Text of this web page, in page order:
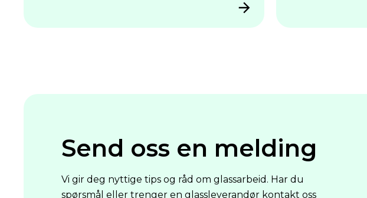
Send oss en melding
Vi gir deg nyttige tips og råd om glassarbeid. Har du
spørsmål eller trenger en glassleverandør kontakt oss